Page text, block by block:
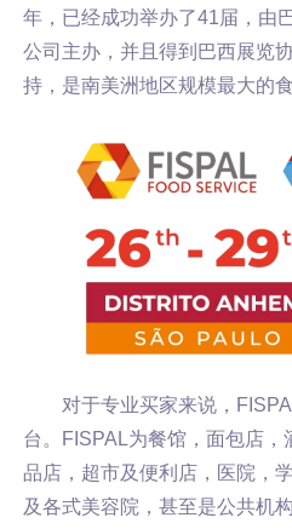
年，已经成功举办了41届，由
公司主办，并且得到巴西展览
持，是南美洲地区规模最大的
对于专业买家来说，
台。FISPAL为餐馆，面包店
品店，超市及便利店，医院，
及各式美容院，甚至是公共机